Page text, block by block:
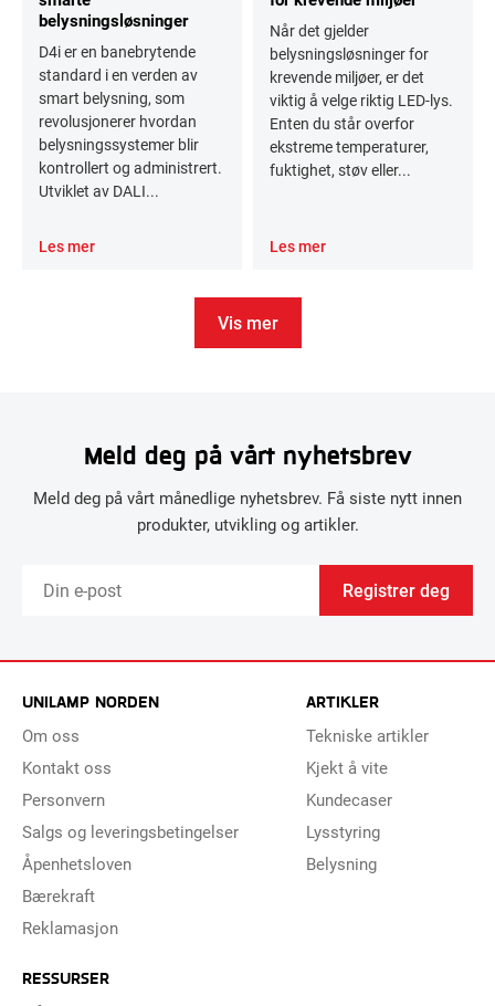
belysningsløsninger
D4i er en banebrytende
standard i en verden av
smart belysning, som
revolusjonerer hvordan
belysningssystemer blir
kontrollert og administrert.
Utviklet av DALI...
Les mer
Når det gjelder
belysningsløsninger for
krevende miljøer, er det
viktig å velge riktig LED-lys.
Enten du står overfor
ekstreme temperaturer,
fuktighet, støv eller...
Les mer
Vis mer
Meld deg på vårt nyhetsbrev
Meld deg på vårt månedlige nyhetsbrev. Få siste nytt innen
produkter, utvikling og artikler.
Registrer deg
UNILAMP NORDEN
Om oss
Kontakt oss
Personvern
Salgs og leveringsbetingelser
Åpenhetsloven
Bærekraft
Reklamasjon
ARTIKLER
Tekniske artikler
Kjekt å vite
Kundecaser
Lysstyring
Belysning
RESSURSER